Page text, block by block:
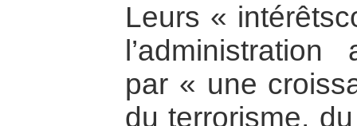
Leurs «
par « une
du terrorisme,